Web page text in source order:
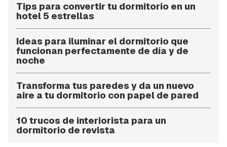
Tips para convertir tu dormitorio en un
hotel 5 estrellas
Ideas para iluminar el dormitorio que
funcionan perfectamente de día y de
noche
Transforma tus paredes y da un nuevo
aire a tu dormitorio con papel de pared
10 trucos de interiorista para un
dormitorio de revista